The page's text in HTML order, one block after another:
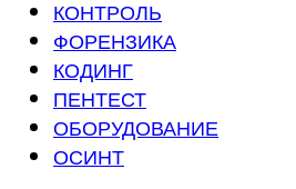
КОНТРОЛЬ
ФОРЕНЗИКА
КОДИНГ
ПЕНТЕСТ
ОБОРУДОВАНИЕ
ОСИНТ